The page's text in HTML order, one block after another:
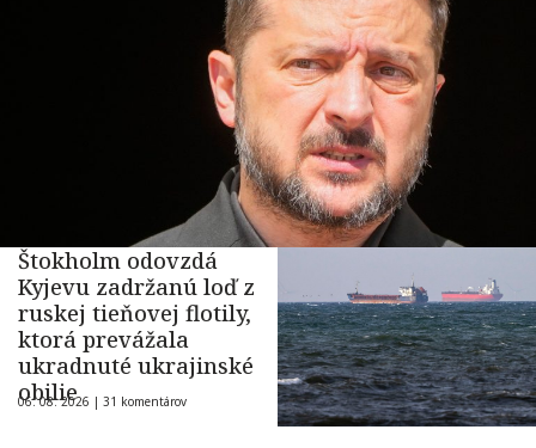
Štokholm odovzdá
Kyjevu zadržanú loď z
ruskej tieňovej flotily,
ktorá prevážala
ukradnuté ukrajinské
obilie
06. 08. 2026 | 31 komentárov